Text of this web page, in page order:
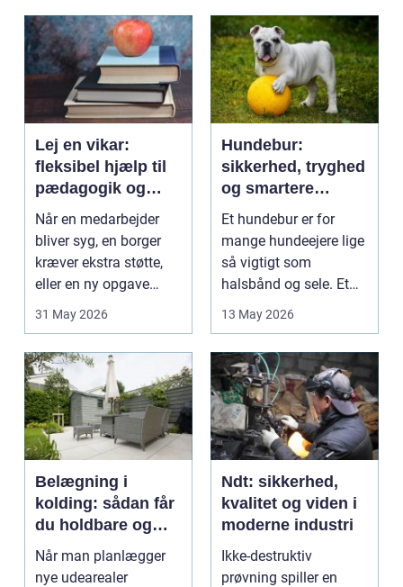
Lej en vikar:
fleksibel hjælp til
pædagogik og
sundhed
Når en medarbejder
bliver syg, en borger
kræver ekstra støtte,
eller en ny opgave
31 May 2026
Hundebur:
sikkerhed, tryghed
og smartere
hverdag med hund
Et hundebur er for
mange hundeejere lige
så vigtigt som
halsbånd og sele. Et
13 May 2026
Belægning i
kolding: sådan får
du holdbare og
flotte udearealer
Når man planlægger
nye udearealer
Ndt: sikkerhed,
kvalitet og viden i
moderne industri
Ikke-destruktiv
prøvning spiller en